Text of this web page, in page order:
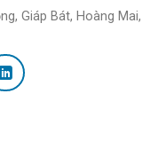
Giáp Bát, Hoàng Mai,